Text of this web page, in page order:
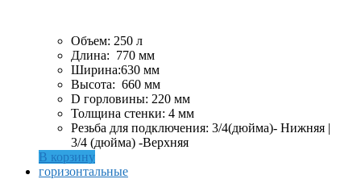
Объем: 250 л
Длина: 770 мм
Ширина:630 мм
Высота: 660 мм
D горловины: 220 мм
Толщина стенки: 4 мм
Резьба для подключения: 3/4(дюйма)- Нижняя |
3/4 (дюйма) -Верхняя
В корзину
горизонтальные